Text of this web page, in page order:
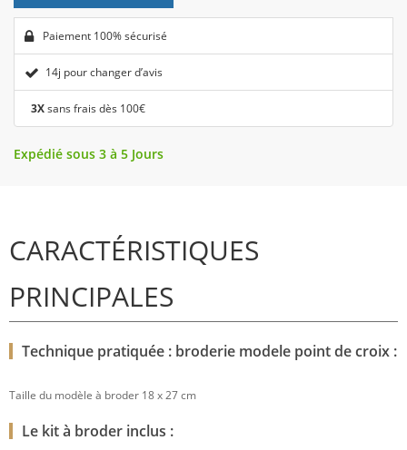
Paiement 100% sécurisé
14j pour changer d’avis
3Xsans frais dès 100€
Expédié sous 3 à 5 Jours
CARACTÉRISTIQUES
PRINCIPALES
Technique pratiquée : broderie modele point de croix :
Taille du modèle à broder 18 x 27 cm
Le kit à broder inclus :